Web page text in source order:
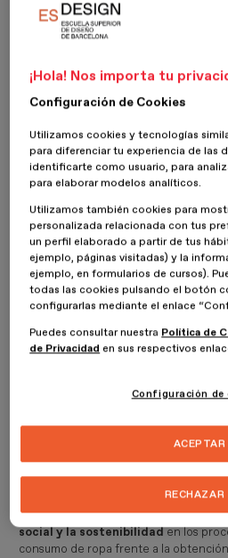
problemáticas que estamos viviendo.
nuevo enfoque y concepción de la
como una estrategia que surge a
quieres aprender más sobre gestión
recomendamos nuestroMáster en
Marcas de Moda.
¿Qué es la moda
Lamoda éticaes un enfoque que da
social y la sostenibilidaden los
consumo de ropa frente a la
¡Hola! Nos importa tu
Configuración de Cookies
Utilizamos cookies y tecnologías
para diferenciar tu experiencia de las
identificarte como usuario, para
para elaborar modelos analíticos.
Utilizamos también cookies para
personalizada relacionada con tus
un perfil elaborado a partir de tus
ejemplo, páginas visitadas) y la
ejemplo, en formularios de cursos).
todas las cookies pulsando el botón
configurarlas mediante el enlace
Puedes consultar nuestra Política de
de Privacidad en sus respectivos
Configuración de
RECHAZAR
ACEPTAR